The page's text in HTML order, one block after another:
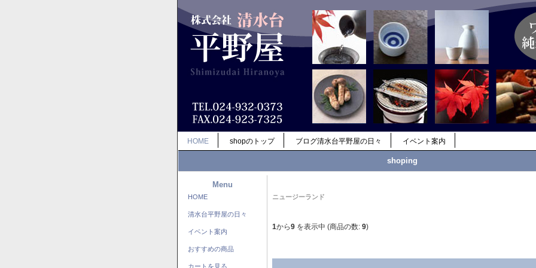
HOME shopのトップ ブログ清水台平野屋の日々 イベント案内
shoping
Menu
HOME
清水台平野屋の日々
イベント案内
おすすめの商品
カートを見る
ニュージーランド
1から9 を表示中 (商品の数: 9)